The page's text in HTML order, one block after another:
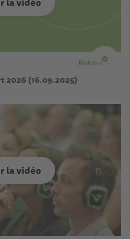
2026 (16.09.2025)
la vidéo